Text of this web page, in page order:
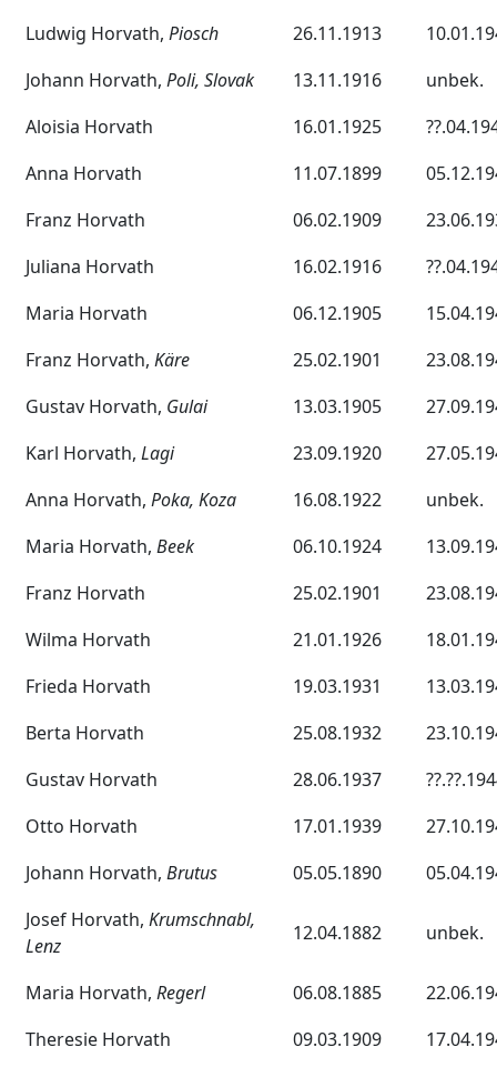
Ludwig Horvath, Piosch 26.11.1913
Johann Horvath, Poli, Slovak 13.11.1916
unbek.
Aloisia Horvath
16.01.1925
Anna Horvath
11.07.1899
Franz Horvath
06.02.1909
Juliana Horvath
16.02.1916
Maria Horvath
06.12.1905
Franz Horvath, Käre 25.02.1901
Gustav Horvath, Gulai 13.03.1905
Karl Horvath, Lagi 23.09.1920
Anna Horvath, Poka, Koza 16.08.1922
unbek.
Maria Horvath, Beek 06.10.1924
Franz Horvath
25.02.1901
Wilma Horvath
21.01.1926
Frieda Horvath
19.03.1931
Berta Horvath
25.08.1932
Gustav Horvath
28.06.1937
Otto Horvath
17.01.1939
Johann Horvath, Brutus 05.05.1890
Josef Horvath, Krumschnabl,
Lenz
12.04.1882 unbek.
Maria Horvath, Regerl 06.08.1885
Theresie Horvath
09.03.1909